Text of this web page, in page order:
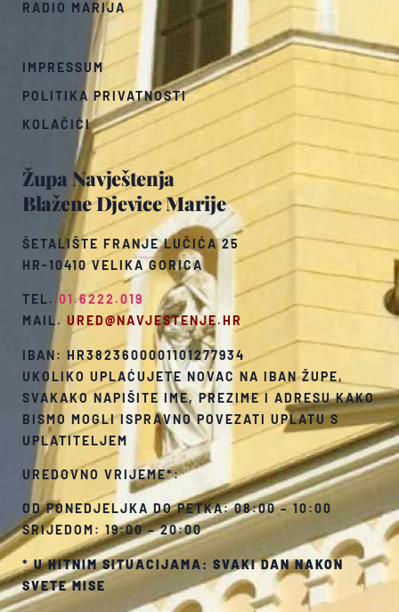
Župa Navještenja
Blažene Djevice Marije
ŠETALIŠTE FRANJE LUČIĆA 25
HR-10410 VELIKA GORICA
TEL.01.6222.019
MAIL. URED@NAVJESTENJE.HR
IBAN: HR3823600001101277934
UKOLIKO UPLAĆUJETE NOVAC NA IBAN ŽUPE,
SVAKAKO NAPIŠITE IME, PREZIME I ADRESU KAKO
BISMO MOGLI ISPRAVNO POVEZATI UPLATU S
UPLATITELJEM
UREDOVNO VRIJEME*:
OD PONEDJELJKA DO PETKA: 08:00 – 10:00
SRIJEDOM: 19:00 – 20:00
*U HITNIM SITUACIJAMA: SVAKI DAN NAKON
SVETE MISE
RADIO MARIJA
IMPRESSUM
POLITIKA PRIVATNOSTI
KOLAČIĆI